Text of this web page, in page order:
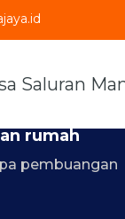
rumah
pembuangan